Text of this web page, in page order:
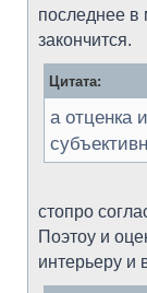
последнее в
закончится.
Цитата:
а отценка
стопро
Поэтоу и
интерьеру и